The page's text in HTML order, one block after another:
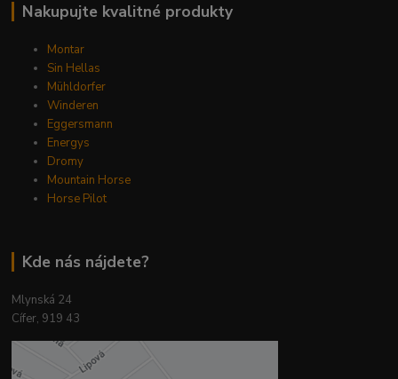
Nakupujte kvalitné produkty
Montar
Sin Hellas
Mühldorfer
Winderen
Eggersmann
Energys
Dromy
Mountain Horse
Horse Pilot
Kde nás nájdete?
Mlynská 24
Cífer, 919 43